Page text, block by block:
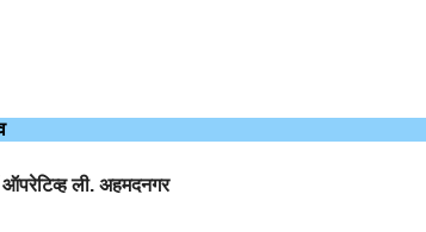
ऑपरेटिव्ह ली. अहमदनगर